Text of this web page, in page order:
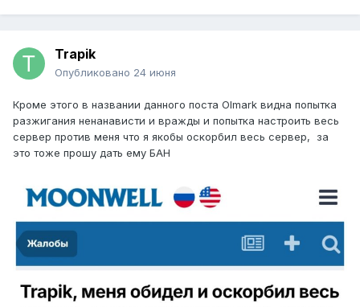
Trapik
Опубликовано 24 июня
Кроме этого в названии данного поста Olmark видна попытка
разжигания ненанависти и вражды и попытка настроить весь
сервер против меня что я якобы оскорбил весь сервер, за
это тоже прошу дать ему БАН